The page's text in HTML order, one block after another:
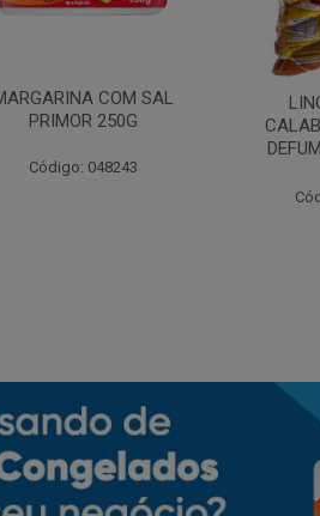
COM SAL
PRIMOR 250G
Código: 048243